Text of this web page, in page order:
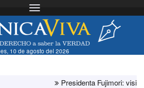
Toggle navigation
10 de agosto del 2026
Presidenta Fujimori: visita